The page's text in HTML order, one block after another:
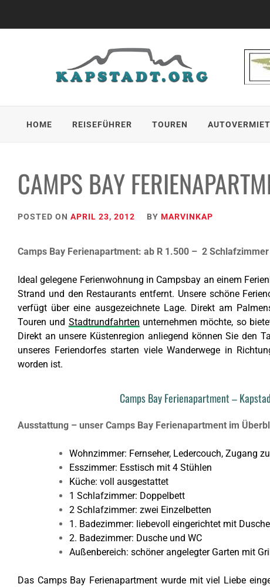
HOME REISEFÜHRER TOUREN
CAMPS BAY
POSTED ON APRIL 23, 2012 BY MARVINKAP
Camps Bay Ferienapartment: ab R 1.500 – 2
Ideal gelegene Ferienwohnung in Campsbay an einem
Strand und den Restaurants entfernt. Unsere schöne
verfügt über eine ausgezeichnete Lage. Direkt am
Touren und Stadtrundfahrten unternehmen möchte, so
Direkt an unsere Küstenregion anliegend können Sie den
unseres Feriendorfes starten viele Wanderwege in
worden ist.
Camps Bay Ferienapartment –
Ausstattung – unser Camps Bay Ferienapartment im
Wohnzimmer: Fernseher, Ledercouch, Zugang
Esszimmer: Esstisch mit 4 Stühlen
Küche: voll ausgestattet
1 Schlafzimmer: Doppelbett
2 Schlafzimmer: zwei Einzelbetten
1. Badezimmer: liebevoll eingerichtet mit
2. Badezimmer: Dusche und WC
Außenbereich: schöner angelegter Garten mit
Das Camps Bay Ferienapartment wurde mit viel Liebe